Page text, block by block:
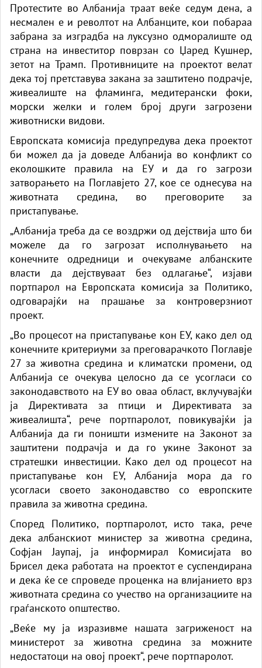
Протестите во Албанија траат веќе седум дена, а
несмален е и револтот на Албанците, кои побараа
забрана за изградба на луксузно одморалиште од
страна на инвеститор поврзан со Џаред Кушнер,
зетот на Трамп. Противниците на проектот велат
дека тој претставува закана за заштитено подрачје,
живеалиште на фламинга, медитерански фоки,
морски желки и голем број други загрозени
животниски видови.
Европската комисија предупредува дека проектот
би можел да ја доведе Албанија во конфликт со
еколошките правила на ЕУ и да го загрози
затворањето на Поглавјето 27, кое се однесува на
животната средина, во преговорите за
пристапување.
„Албанија треба да се воздржи од дејствија што би
можеле да го загрозат исполнувањето на
конечните одредници и очекуваме албанските
власти да дејствуваат без одлагање“, изјави
портпарол на Европската комисија за Политико,
одговарајќи на прашање за контроверзниот
проект.
„Во процесот на пристапување кон ЕУ, како дел од
конечните критериуми за преговарачкото Поглавје
27 за животна средина и климатски промени, од
Албанија се очекува целосно да се усогласи со
законодавството на ЕУ во оваа област, вклучувајќи
ја Директивата за птици и Директивата за
живеалишта“, рече портпаролот, повикувајќи ја
Албанија да ги поништи измените на Законот за
заштитени подрачја и да го укине Законот за
стратешки инвестиции. Како дел од процесот на
пристапување кон ЕУ, Албанија мора да го
усогласи своето законодавство со европските
правила за животна средина.
Според Политико, портпаролот, исто така, рече
дека албанскиот министер за животна средина,
Софјан Јаупај, ја информирал Комисијата во
Брисел дека работата на проектот е суспендирана
и дека ќе се спроведе проценка на влијанието врз
животната средина со учество на организациите на
граѓанското општество.
„Веќе му ја изразивме нашата загриженост на
министерот за животна средина за можните
недостатоци на овој проект“, рече портпаролот.